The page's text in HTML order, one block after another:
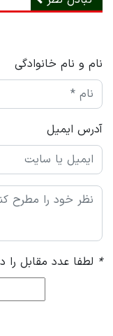
نام و نام خانوادگی
آدرس ایمیل
* لطفا عدد مقابل را